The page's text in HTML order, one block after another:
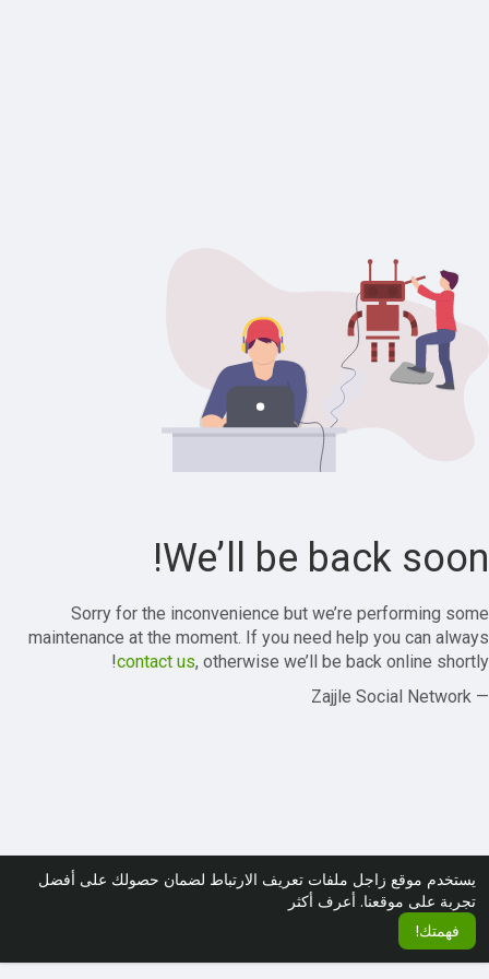
يستخدم موقع زاجل ملفات تعريف الارتباط لضمان حصولك على أفضل
تجربة على موقعنا. أعرف أكثر
فهمتك!
We’ll be back soon!
Sorry for the inconvenience but we’re performing some
maintenance at the moment. If you need help you can always
contact us, otherwise we’ll be back online shortly!
— Zajjle Social Network